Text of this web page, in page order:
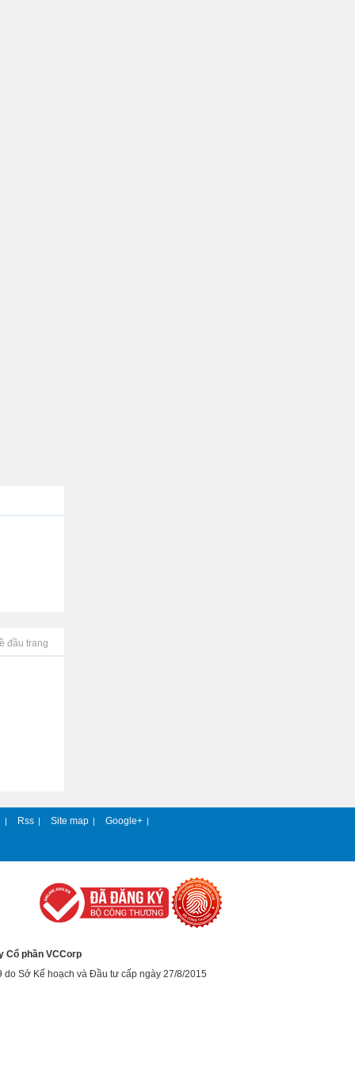
đầu trang
| Rss | Site map | Google+ |
Cổ phần VCCorp
Sở Kế hoạch và Đầu tư cấp ngày 27/8/2015